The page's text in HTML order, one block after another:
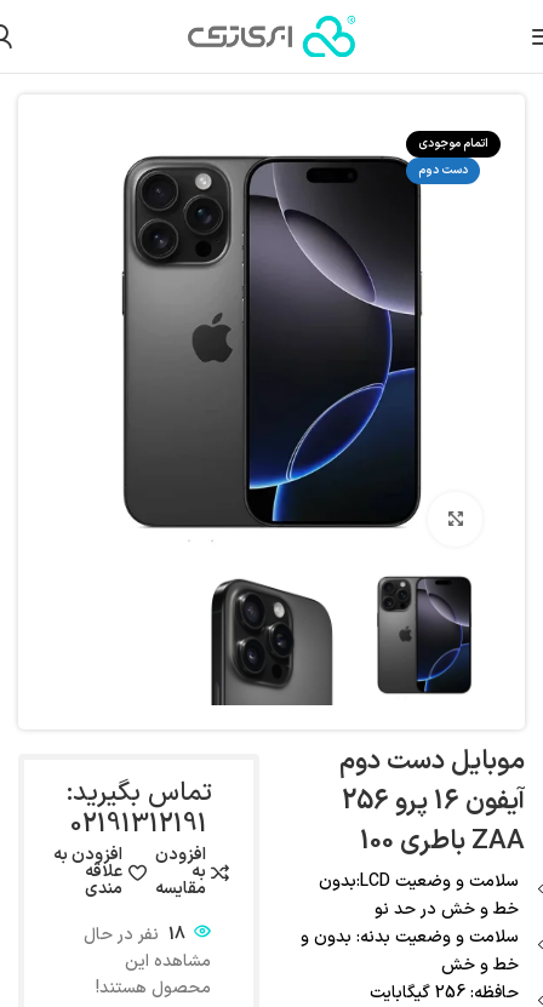
گوشی آیفون دست دوم
اتمام موجودی
دست دوم
بزرگنمایی تصویر
موبایل دست دوم
آیفون 16 پرو 256
ZAA باطری 100
سلامت و وضعیت LCD:بدون
خط و خش در حد نو
سلامت و وضعیت بدنه: بدون و
خط و خش
حافظه: 256 گیگابایت
تماس بگیرید:
02191312191
افزودن
به
مقایسه
افزودن به
علاقه
مندی
18 نفر در حال
مشاهده این
محصول هستند!